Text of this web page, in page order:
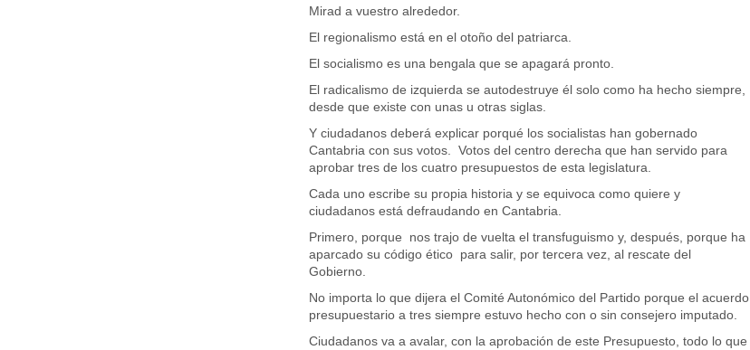
Mirad a vuestro alrededor.
El regionalismo está en el otoño del patriarca.
El socialismo es una bengala que se apagará pronto.
El radicalismo de izquierda se autodestruye él solo como ha hecho siempre,
desde que existe con unas u otras siglas.
Y ciudadanos deberá explicar porqué los socialistas han gobernado
Cantabria con sus votos. Votos del centro derecha que han servido para
aprobar tres de los cuatro presupuestos de esta legislatura.
Cada uno escribe su propia historia y se equivoca como quiere y
ciudadanos está defraudando en Cantabria.
Primero, porque nos trajo de vuelta el transfuguismo y, después, porque ha
aparcado su código ético para salir, por tercera vez, al rescate del
Gobierno.
No importa lo que dijera el Comité Autonómico del Partido porque el acuerdo
presupuestario a tres siempre estuvo hecho con o sin consejero imputado.
Ciudadanos va a avalar, con la aprobación de este Presupuesto, todo lo que